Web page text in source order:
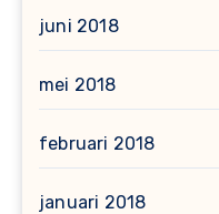
juni 2018
mei 2018
februari 2018
januari 2018